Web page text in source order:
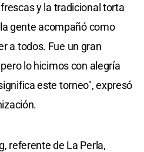
y la tradicional torta
gente acompañó como
a todos. Fue un gran
lo hicimos con alegría
este torneo", expresó
referente de La Perla,